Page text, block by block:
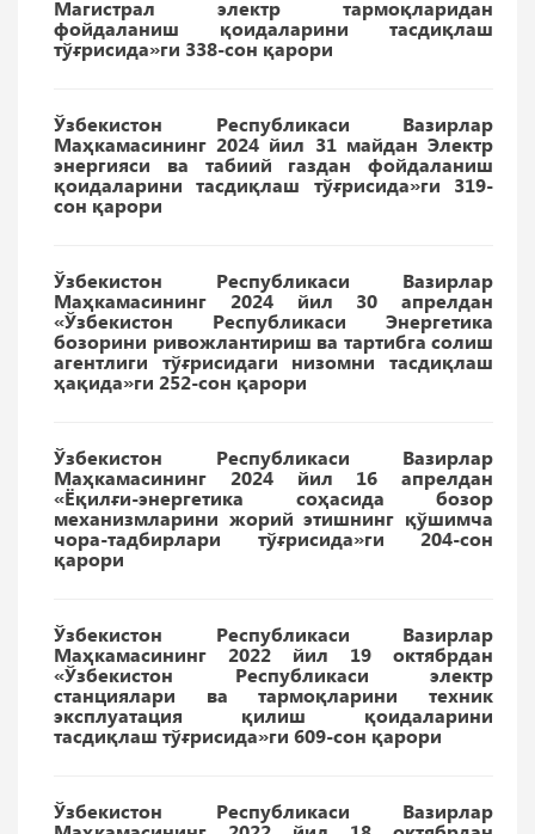
Магистрал электр тармоқларидан
фойдаланиш қоидаларини тасдиқлаш
тўғрисида»ги 338-сон қарори
Ўзбекистон Республикаси Вазирлар
Маҳкамасининг 2024 йил 31 майдан Электр
энергияси ва табиий газдан фойдаланиш
қоидаларини тасдиқлаш тўғрисида»ги 319-
сон қарори
Ўзбекистон Республикаси Вазирлар
Маҳкамасининг 2024 йил 30 апрелдан
«Ўзбекистон Республикаси Энергетика
бозорини ривожлантириш ва тартибга солиш
агентлиги тўғрисидаги низомни тасдиқлаш
ҳақида»ги 252-сон қарори
Ўзбекистон Республикаси Вазирлар
Маҳкамасининг 2024 йил 16 апрелдан
«Ёқилғи-энергетика соҳасида бозор
механизмларини жорий этишнинг қўшимча
чора-тадбирлари тўғрисида»ги 204-сон
қарори
Ўзбекистон Республикаси Вазирлар
Маҳкамасининг 2022 йил 19 октябрдан
«Ўзбекистон Республикаси электр
станциялари ва тармоқларини техник
эксплуатация қилиш қоидаларини
тасдиқлаш тўғрисида»ги 609-сон қарори
Ўзбекистон Республикаси Вазирлар